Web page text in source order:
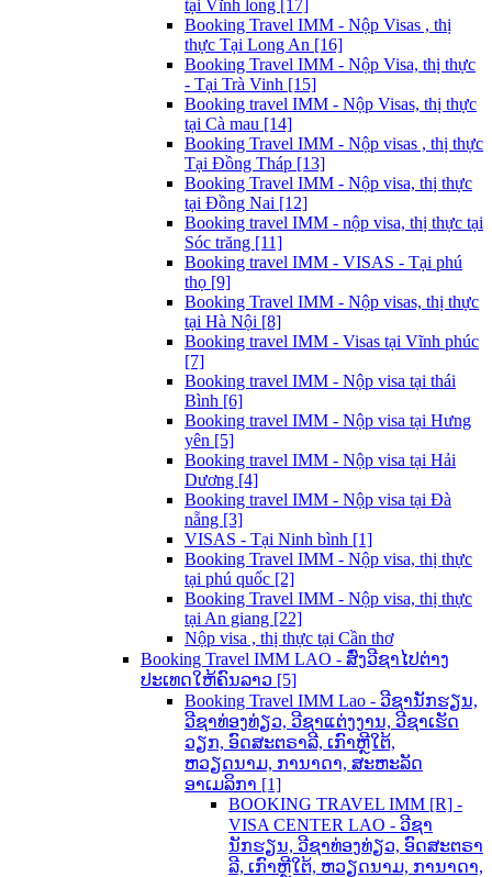
tại Vĩnh long [17]
Booking Travel IMM - Nộp Visas , thị
thực Tại Long An [16]
Booking Travel IMM - Nộp Visa, thị thực
- Tại Trà Vinh [15]
Booking travel IMM - Nộp Visas, thị thực
tại Cà mau [14]
Booking Travel IMM - Nộp visas , thị thực
Tại Đồng Tháp [13]
Booking Travel IMM - Nộp visa, thị thực
tại Đồng Nai [12]
Booking travel IMM - nộp visa, thị thực tại
Sóc trăng [11]
Booking travel IMM - VISAS - Tại phú
thọ [9]
Booking Travel IMM - Nộp visas, thị thực
tại Hà Nội [8]
Booking travel IMM - Visas tại Vĩnh phúc
[7]
Booking travel IMM - Nộp visa tại thái
Bình [6]
Booking travel IMM - Nộp visa tại Hưng
yên [5]
Booking travel IMM - Nộp visa tại Hải
Dương [4]
Booking travel IMM - Nộp visa tại Đà
nẵng [3]
VISAS - Tại Ninh bình [1]
Booking Travel IMM - Nộp visa, thị thực
tại phú quốc [2]
Booking Travel IMM - Nộp visa, thị thực
tại An giang [22]
Nộp visa , thị thực tại Cần thơ
Booking Travel IMM LAO - ສົ່ງວີຊາໄປຕ່າງ
ປະເທດໃຫ້ຄົນລາວ [5]
Booking Travel IMM Lao - ວີຊານັກຮຽນ,
ວີຊາທ່ອງທ່ຽວ, ວີຊາແຕ່ງງານ, ວີຊາເຮັດ
ວຽກ, ອົດສະຕຣາລີ, ເກົາຫຼີໃຕ້,
ຫວຽດນາມ, ການາດາ, ສະຫະລັດ
ອາເມລິກາ [1]
BOOKING TRAVEL IMM [R] -
VISA CENTER LAO - ວີຊາ
ນັກຮຽນ, ວີຊາທ່ອງທ່ຽວ, ອົດສະຕຣາ
ລີ, ເກົາຫຼີໃຕ້, ຫວຽດນາມ, ການາດາ,